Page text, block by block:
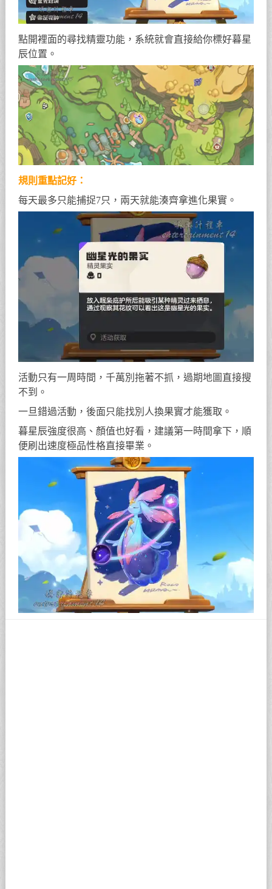
點開裡面的尋找精靈功能，系統就會直接給你標好暮星
辰位置。
規則重點記好：
每天最多只能捕捉7只，兩天就能湊齊拿進化果實。
活動只有一周時間，千萬別拖著不抓，過期地圖直接搜
不到。
一旦錯過活動，後面只能找別人換果實才能獲取。
暮星辰強度很高、顏值也好看，建議第一時間拿下，順
便刷出速度極品性格直接畢業。